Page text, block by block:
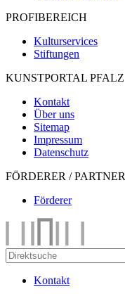
PROFIBEREICH
Kulturservices
Stiftungen
KUNSTPORTAL PFALZ
Kontakt
Über uns
Sitemap
Impressum
Datenschutz
FÖRDERER / PARTNER
Förderer
Kontakt